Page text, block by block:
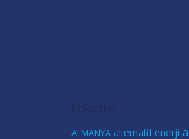
ALMANYA alternatif enerji